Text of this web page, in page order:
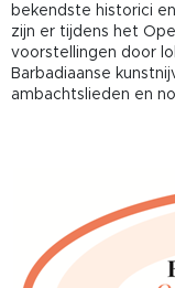
bekendste historici
zijn er tijdens het
voorstellingen door
Barbadiaanse
ambachtslieden en